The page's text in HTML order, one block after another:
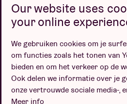
Privacybeleid Cookiebeleid
Design door
Our website uses
your online
We gebruiken cookies om je
om functies zoals het tonen van
bieden en om het verkeer op de
Ook delen we informatie over je
onze vertrouwde sociale media-,
Meer info